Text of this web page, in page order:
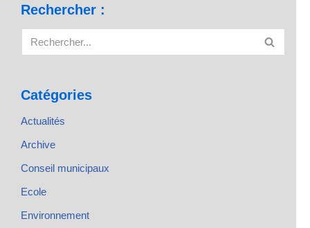
Rechercher :
Catégories
Actualités
Archive
Conseil municipaux
Ecole
Environnement